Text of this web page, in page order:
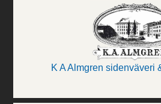
K A Almgren sidenväveri